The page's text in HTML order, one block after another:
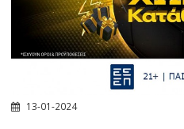
13-01-2024